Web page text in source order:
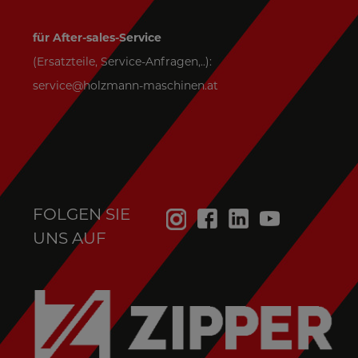
für After-sales-Service
(Ersatzteile, Service-Anfragen,..):
service@holzmann-maschinen.at
FOLGEN SIE
UNS AUF